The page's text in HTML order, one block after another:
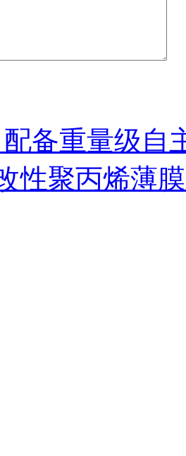
备重量级自
性聚丙烯薄